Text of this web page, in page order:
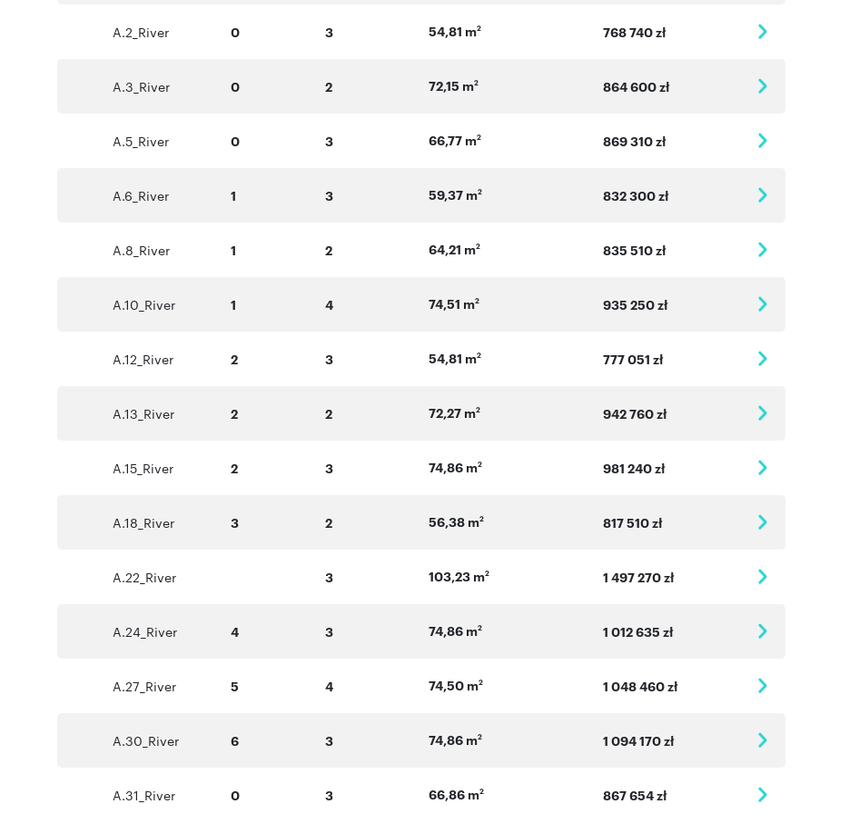
A.2_River 0 3 54,81 m2 768 740 zł
A.3_River 0 2 72,15 m2 864 600 zł
A.5_River 0 3 66,77 m2 869 310 zł
A.6_River 1 3 59,37 m2 832 300 zł
A.8_River 1 2 64,21 m2 835 510 zł
A.10_River 1 4 74,51 m2 935 250 zł
A.12_River 2 3 54,81 m2 777 051 zł
A.13_River 2 2 72,27 m2 942 760 zł
A.15_River 2 3 74,86 m2 981 240 zł
A.18_River 3 2 56,38 m2 817 510 zł
A.22_River 3 103,23 m2 1 497 270 zł
A.24_River 4 3 74,86 m2 1 012 635 zł
A.27_River 5 4 74,50 m2 1 048 460 zł
A.30_River 6 3 74,86 m2 1 094 170 zł
A.31_River 0 3 66,86 m2 867 654 zł